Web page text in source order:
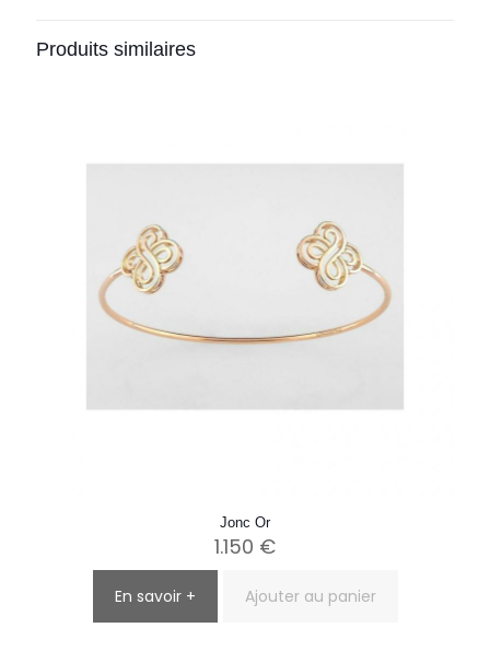
Produits similaires
Jonc Or
1.150 €
En savoir + Ajouter au panier